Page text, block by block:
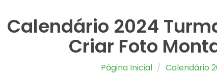
Calendário 2024
Criar Foto
Página Inicial
Calendário